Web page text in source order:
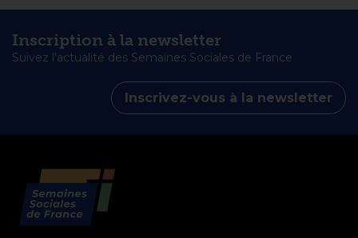
Inscription à la newsletter
Suivez l’actualité des Semaines Sociales de France
Inscrivez-vous à la newsletter